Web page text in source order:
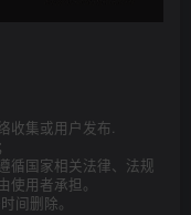
收集或用户发布.
循国家相关法律、法规
用者承担。
间删除。